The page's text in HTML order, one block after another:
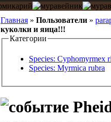
Главная » Пользователи »
куколки и яица!!!
Категории
Species: Cyphomyrmex
Species: Myrmica rubra